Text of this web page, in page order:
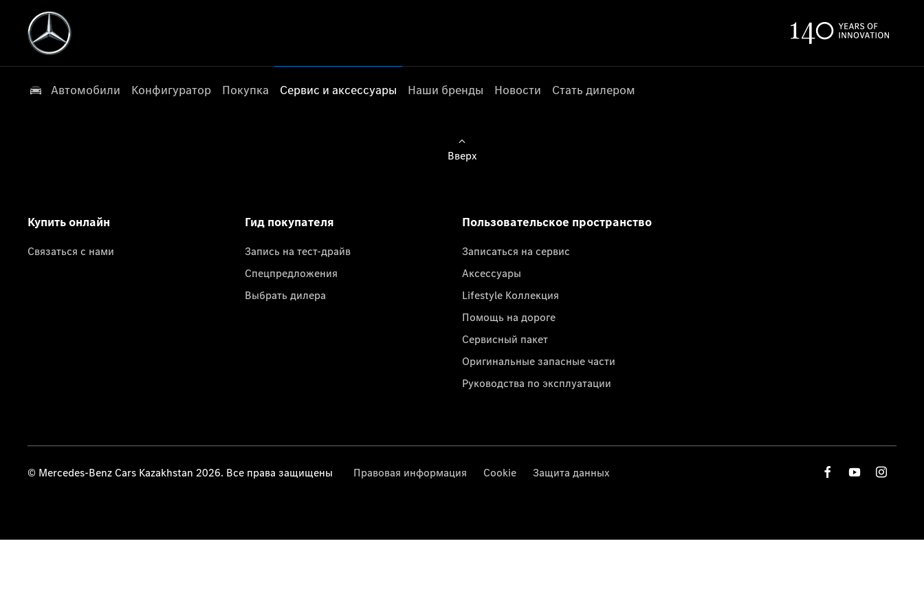
Автомобили Конфигуратор Покупка Сервис и аксессуары Наши бренды Новости Стать дилером
Вверх
Купить онлайн
Связаться с нами
Гид покупателя
Запись на тест-драйв
Спецпредложения
Выбрать дилера
Пользовательское пространство
Записаться на сервис
Аксессуары
Lifestyle Коллекция
Помощь на дороге
Сервисный пакет
Оригинальные запасные части
Руководства по эксплуатации
© Mercedes-Benz Cars Kazakhstan 2026. Все права защищены Правовая информация Cookie Защита данных